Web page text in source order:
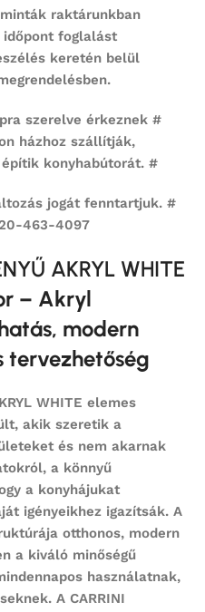
raktárunkban
foglalást
keretén belül
szerelve érkeznek #
házhoz szállítják,
konyhabútorát. #
jogát fenntartjuk. #
20-463-4097
AKRYL WHITE
– Akryl
modern
tervezhetőség
WHITE elemes
akik szeretik a
és nem akarnak
a könnyű
a konyhájukat
igényeikhez igazítsák. A
otthonos, modern
a kiváló minőségű
használatnak,
A CARRINI